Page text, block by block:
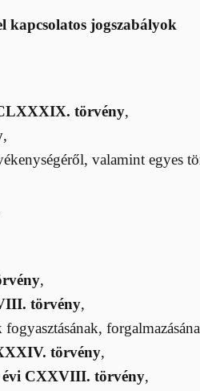
kapcsolatos jogszabályok
törvény,
,
valamint
,
törvény,
törvény,
évi CXXVIII. törvény,